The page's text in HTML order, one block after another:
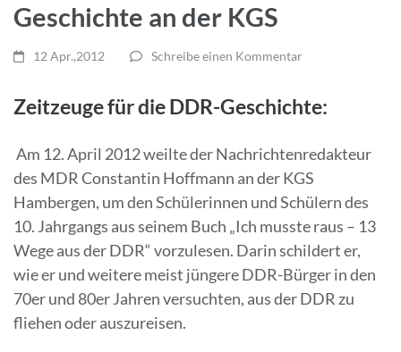
Geschichte an der KGS
12 Apr.,2012 Schreibe einen Kommentar
Zeitzeuge für die DDR-Geschichte:
Am 12. April 2012 weilte der Nachrichtenredakteur
des MDR Constantin Hoffmann an der KGS
Hambergen, um den Schülerinnen und Schülern des
10. Jahrgangs aus seinem Buch „Ich musste raus – 13
Wege aus der DDR“ vorzulesen. Darin schildert er,
wie er und weitere meist jüngere DDR-Bürger in den
70er und 80er Jahren versuchten, aus der DDR zu
fliehen oder auszureisen.